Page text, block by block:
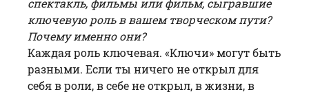
спектакль, фильмы или фильм, сыгравшие
ключевую роль в вашем творческом пути?
Почему именно они?
Каждая роль ключевая. «Ключи» могут быть
разными. Если ты ничего не открыл для
себя в роли, в себе не открыл, в жизни, в